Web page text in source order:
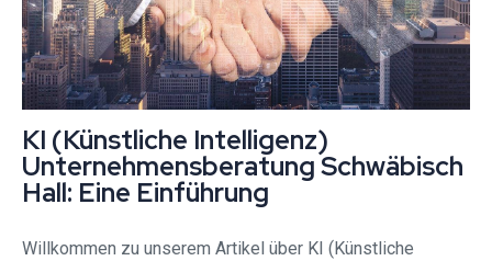
KI (Künstliche Intelligenz)
Unternehmensberatung Schwäbisch
Hall: Eine Einführung
Willkommen zu unserem Artikel über KI (Künstliche